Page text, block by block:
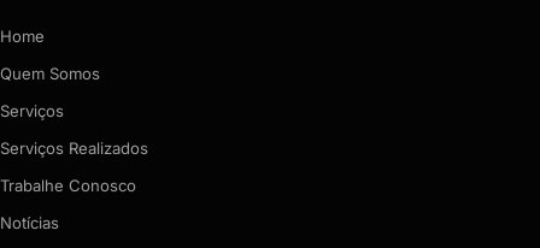
Home
Quem Somos
Serviços
Serviços Realizados
Trabalhe Conosco
Notícias